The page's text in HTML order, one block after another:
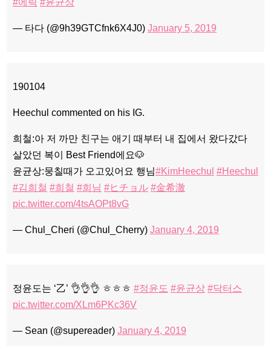
— 타다 (@9h39GTCfnk6X4J0) January 5, 2019
190104
Heechul commented on his IG.
희철:아 저 까만 친구는 애기 때부터 내 집에서 왔다갔다
살았던 복이 Best Friend에요🐶
윤균상:뭉칠때가 오고있어요 행님#KimHeechul #Heechul
#김희철 #희철 #희님 #ヒチョル #金希澈
pic.twitter.com/4tsAOPt8vG
— Chul_Cheri (@Chul_Cherry) January 4, 2019
정윤도는 ‘乙’ 👌👌👌 ㅎㅎㅎ #정윤도 #윤균상 #닥터스
pic.twitter.com/XLm6PKc36V
— Sean (@supereader) January 4, 2019